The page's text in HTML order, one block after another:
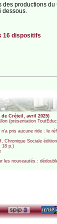
des productions du
16 dispositifs
Créteil, avril 2025)
(présentation
pris aucune ride : le
Chronique Sociale
18 p.)
les nouveautés :